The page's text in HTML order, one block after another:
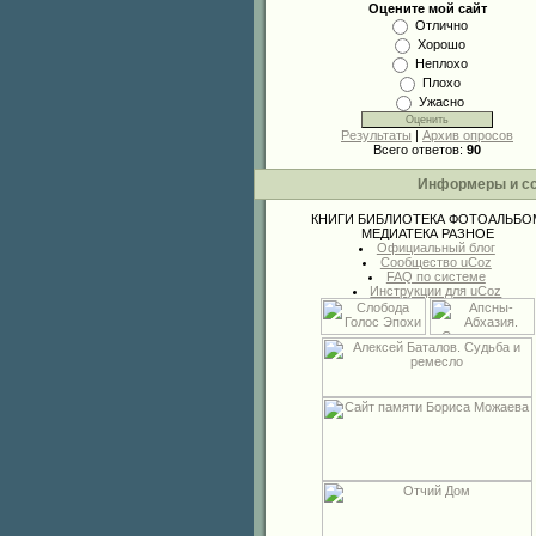
Оцените мой сайт
Отлично
Хорошо
Неплохо
Плохо
Ужасно
Результаты | Архив опросов
Всего ответов: 90
Информеры и
КНИГИ БИБЛИОТЕКА
МЕДИАТЕКА РАЗНОЕ
Официальный блог
Сообщество uCoz
FAQ по системе
Инструкции для uCoz